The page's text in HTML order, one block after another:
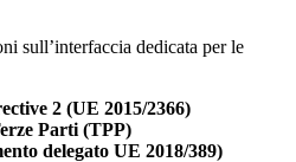
sull’interfaccia dedicata per le
2 (UE 2015/2366)
Parti (TPP)
delegato UE 2018/389)